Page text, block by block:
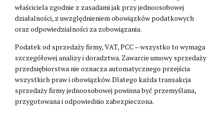
właściciela zgodnie z zasadami jak przy jednoosobowej
działalności, z uwzględnieniem obowiązków podatkowych
oraz odpowiedzialności za zobowiązania.
Podatek od sprzedaży firmy, VAT, PCC – wszystko to wymaga
szczegółowej analizy i doradztwa. Zawarcie umowy sprzedaży
przedsiębiorstwa nie oznacza automatycznego przejścia
wszystkich praw i obowiązków. Dlatego każda transakcja
sprzedaży firmy jednoosobowej powinna być przemyślana,
przygotowana i odpowiednio zabezpieczona.